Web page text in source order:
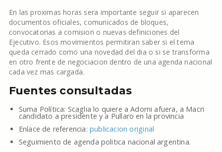
En las proximas horas sera importante seguir si aparecen
documentos oficiales, comunicados de bloques,
convocatorias a comision o nuevas definiciones del
Ejecutivo. Esos movimientos permitiran saber si el tema
queda cerrado como una novedad del dia o si se transforma
en otro frente de negociacion dentro de una agenda nacional
cada vez mas cargada.
Fuentes consultadas
Suma Política: Scaglia lo quiere a Adorni afuera, a Macri
candidato a presidente y a Pullaro en la provincia
Enlace de referencia: publicacion original
Seguimiento de agenda politica nacional argentina.